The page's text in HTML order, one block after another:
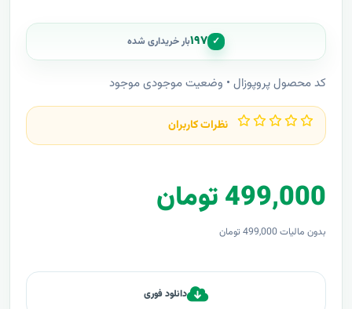
✓ ۱۹۷بار خریداری شده
کد محصول پروپوزال • وضعیت موجودی موجود
نظرات کاربران
499,000 تومان
بدون مالیات 499,000 تومان
دانلود فوری